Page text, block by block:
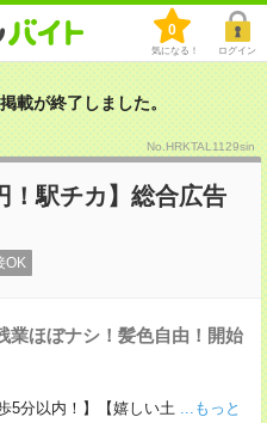
0
気になる！ ログイン
載が終了しました。
No.HRKTAL1129sin
！駅チカ】総合広告
OK
業ほぼナシ！髪色自由！開始
5分以内！】【嬉しい土 ...もっと